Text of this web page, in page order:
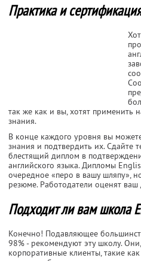
Практика и сертификация
так же как и вы, хотят применить
знания.
В конце каждого уровня вы
знания и подтвердить их. Сдайте
блестящий диплом в
английского языка. Дипломы
очередное «перо в вашу шляпу»,
резюме. Работодатели оценят
Подходит ли вам школа
Конечно! Подавляющее
98% - рекомендуют эту школу.
корпоративные клиенты, такие